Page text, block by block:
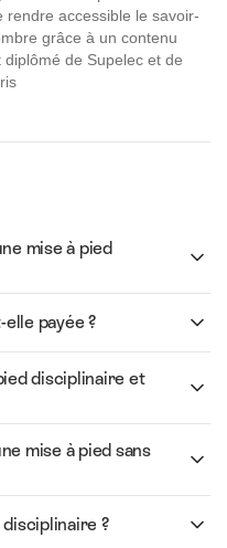
rendre accessible le savoir-
grâce à un contenu
de Supelec et de
mise à pied
payée ?
disciplinaire et
mise à pied sans
?